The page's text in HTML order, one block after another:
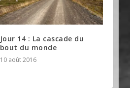
Jour 14 : La cascade du
bout du monde
10 août 2016